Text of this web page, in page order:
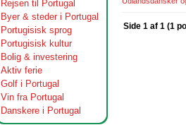
Rejsen til Portugal
Byer & steder i Portugal
Portugisisk sprog
Portugisisk kultur
Bolig & investering
Aktiv ferie
Golf i Portugal
Vin fra Portugal
Danskere i Portugal
Side 1 af 1 (1